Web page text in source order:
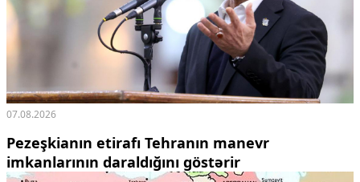
07.08.2026
Pezeşkianın etirafı Tehranın manevr
imkanlarının daraldığını göstərir